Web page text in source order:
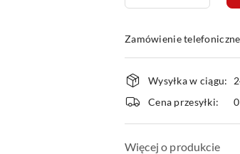
Zamówienie
Dostępność
i
dostawa
Wysyłka w ciągu:
Cena przesyłki:
0
Więcej o produkcie